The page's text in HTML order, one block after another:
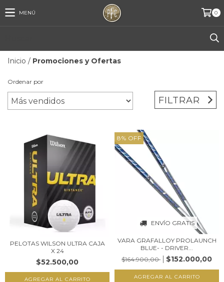
MENÚ 0
Inicio / Promociones y Ofertas
Ordenar por
FILTRAR
PELOTAS WILSON ULTRA CAJA
X 24
$52.500,00
AGREGAR AL CARRITO
8% OFF
ENVÍO GRATIS
VARA GRAFALLOY PROLAUNCH
BLUE- - DRIVER...
$164.900,00
$152.000,00
AGREGAR AL CARRITO